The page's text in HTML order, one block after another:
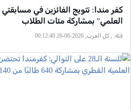
كفر مندا: تتويج الفائزين في
العلمي" بمشاركة مئات الطلاب
فئة: , كل العرب, 2026-06-26 00:12:40